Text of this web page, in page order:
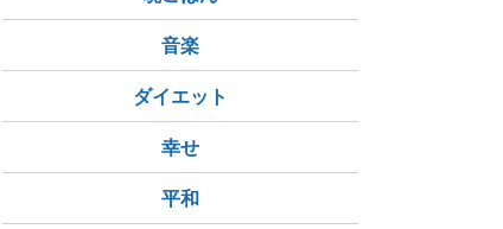
音楽
ダイエット
幸せ
平和